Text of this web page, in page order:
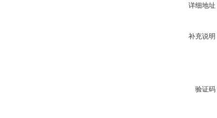
详细地址
补充说明
验证码